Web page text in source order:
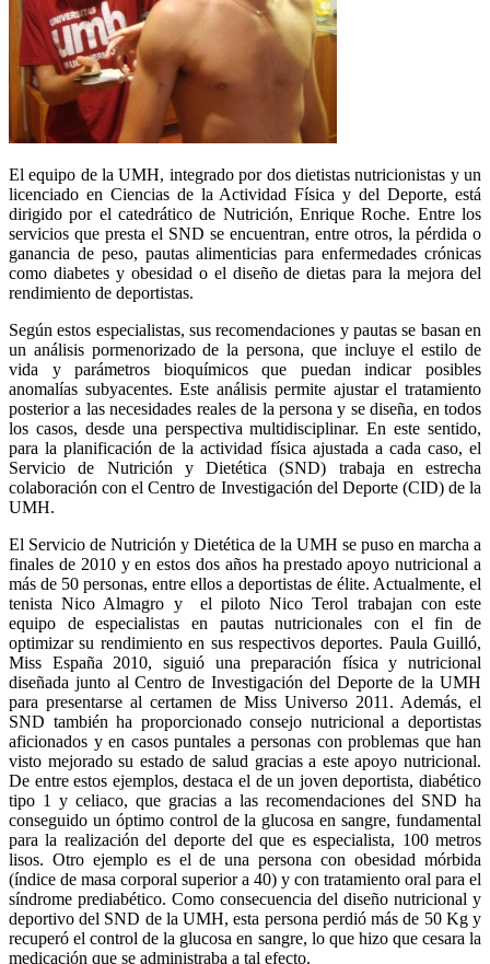
El equipo de la UMH, integrado por dos dietistas nutricionistas y un
licenciado en Ciencias de la Actividad Física y del Deporte, está
dirigido por el catedrático de Nutrición, Enrique Roche. Entre los
servicios que presta el SND se encuentran, entre otros, la pérdida o
ganancia de peso, pautas alimenticias para enfermedades crónicas
como diabetes y obesidad o el diseño de dietas para la mejora del
rendimiento de deportistas.
Según estos especialistas, sus recomendaciones y pautas se basan en
un análisis pormenorizado de la persona, que incluye el estilo de
vida y parámetros bioquímicos que puedan indicar posibles
anomalías subyacentes. Este análisis permite ajustar el tratamiento
posterior a las necesidades reales de la persona y se diseña, en todos
los casos, desde una perspectiva multidisciplinar. En este sentido,
para la planificación de la actividad física ajustada a cada caso, el
Servicio de Nutrición y Dietética (SND) trabaja en estrecha
colaboración con el Centro de Investigación del Deporte (CID) de la
UMH.
El Servicio de Nutrición y Dietética de la UMH se puso en marcha a
finales de 2010 y en estos dos años ha prestado apoyo nutricional a
más de 50 personas, entre ellos a deportistas de élite. Actualmente, el
tenista Nico Almagro y el piloto Nico Terol trabajan con este
equipo de especialistas en pautas nutricionales con el fin de
optimizar su rendimiento en sus respectivos deportes. Paula Guilló,
Miss España 2010, siguió una preparación física y nutricional
diseñada junto al Centro de Investigación del Deporte de la UMH
para presentarse al certamen de Miss Universo 2011. Además, el
SND también ha proporcionado consejo nutricional a deportistas
aficionados y en casos puntales a personas con problemas que han
visto mejorado su estado de salud gracias a este apoyo nutricional.
De entre estos ejemplos, destaca el de un joven deportista, diabético
tipo 1 y celiaco, que gracias a las recomendaciones del SND ha
conseguido un óptimo control de la glucosa en sangre, fundamental
para la realización del deporte del que es especialista, 100 metros
lisos. Otro ejemplo es el de una persona con obesidad mórbida
(índice de masa corporal superior a 40) y con tratamiento oral para el
síndrome prediabético. Como consecuencia del diseño nutricional y
deportivo del SND de la UMH, esta persona perdió más de 50 Kg y
recuperó el control de la glucosa en sangre, lo que hizo que cesara la
medicación que se administraba a tal efecto.